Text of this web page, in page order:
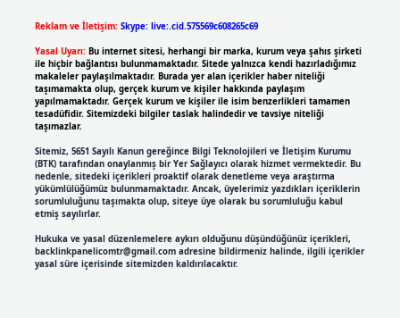
Reklam ve İletişim: Skype: live:.cid.575569c608265c69
Yasal Uyarı: Bu internet sitesi, herhangi bir marka, kurum veya şahıs şirketi
ile hiçbir bağlantısı bulunmamaktadır. Sitede yalnızca kendi hazırladığımız
makaleler paylaşılmaktadır. Burada yer alan içerikler haber niteliği
taşımamakta olup, gerçek kurum ve kişiler hakkında paylaşım
yapılmamaktadır. Gerçek kurum ve kişiler ile isim benzerlikleri tamamen
tesadüfidir. Sitemizdeki bilgiler taslak halindedir ve tavsiye niteliği
taşımazlar.
Sitemiz, 5651 Sayılı Kanun gereğince Bilgi Teknolojileri ve İletişim Kurumu
(BTK) tarafından onaylanmış bir Yer Sağlayıcı olarak hizmet vermektedir. Bu
nedenle, sitedeki içerikleri proaktif olarak denetleme veya araştırma
yükümlülüğümüz bulunmamaktadır. Ancak, üyelerimiz yazdıkları içeriklerin
sorumluluğunu taşımakta olup, siteye üye olarak bu sorumluluğu kabul
etmiş sayılırlar.
Hukuka ve yasal düzenlemelere aykırı olduğunu düşündüğünüz içerikleri,
backlinkpanelicomtr@gmail.comadresine bildirmeniz halinde, ilgili içerikler
yasal süre içerisinde sitemizden kaldırılacaktır.